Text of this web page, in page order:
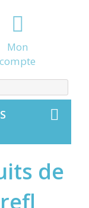
Mon
compte
de